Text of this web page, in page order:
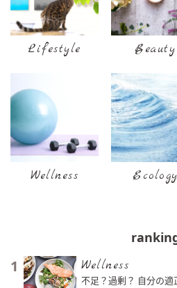
Lifestyle Beauty
Wellness Ecology
1 Wellness
不足？過剰？ 自分の